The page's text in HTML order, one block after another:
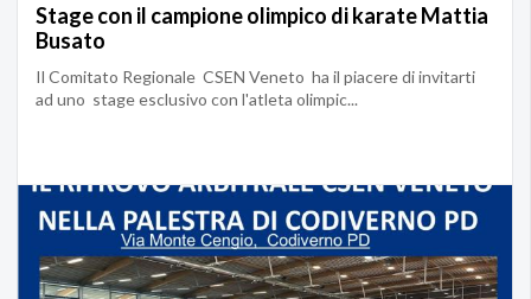
Stage con il campione olimpico di karate Mattia
Busato
Il Comitato Regionale CSEN Veneto ha il piacere di invitarti
ad uno stage esclusivo con l'atleta olimpic...